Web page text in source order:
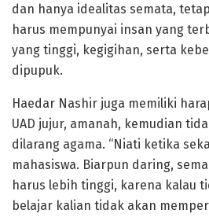
dan hanya idealitas semata,
harus mempunyai insan yang
yang tinggi, kegigihan, serta
dipupuk.
Haedar Nashir juga memiliki
UAD jujur, amanah, kemudian
dilarang agama. “Niati ketika
mahasiswa. Biarpun daring,
harus lebih tinggi, karena kalau
belajar kalian tidak akan